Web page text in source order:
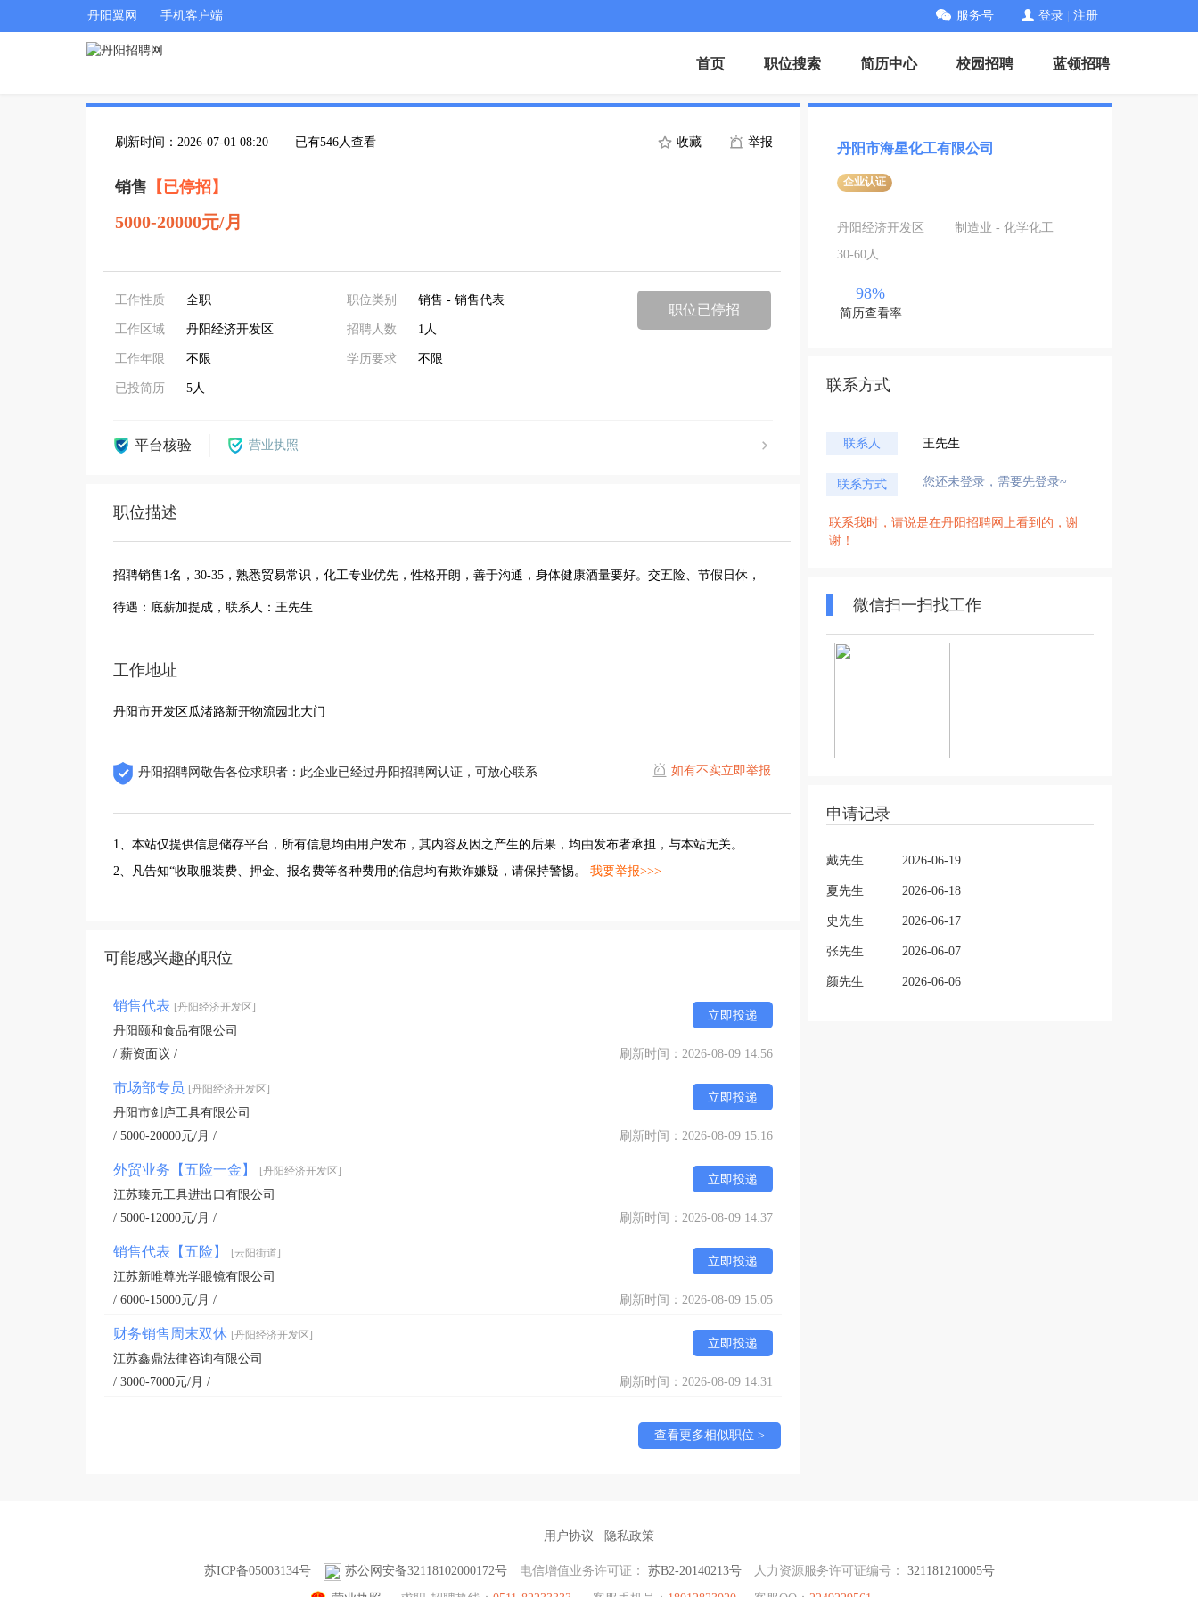
丹阳翼网 手机客户端 服务号 登录 注册
首页 职位搜索 简历中心 校园招聘 蓝领招聘
刷新时间：2026-07-01 08:20 已有546人查看 收藏 举报
销售 【已停招】
5000-20000元/月
工作性质 全职
工作区域 丹阳经济开发区
工作年限 不限
已投简历 5人
职位类别 销售 - 销售代表
招聘人数 1人
学历要求 不限
职位已停招
平台核验 营业执照
职位描述
招聘销售1名，30-35，熟悉贸易常识，化工专业优先，性格开朗，善于沟通，身体健康酒量要好。交五险、节假日休，
待遇：底薪加提成，联系人：王先生
工作地址
丹阳市开发区瓜渚路新开物流园北大门
丹阳招聘网敬告各位求职者：此企业已经过丹阳招聘网认证，可放心联系 如有不实立即举报
1、本站仅提供信息储存平台，所有信息均由用户发布，其内容及因之产生的后果，均由发布者承担，与本站无关。
2、凡告知“收取服装费、押金、报名费等各种费用的信息均有欺诈嫌疑，请保持警惕。 我要举报>>>
可能感兴趣的职位
销售代表 [丹阳经济开发区]
立即投递
丹阳颐和食品有限公司
/ 薪资面议 /
刷新时间：2026-08-09 14:56
市场部专员 [丹阳经济开发区]
立即投递
丹阳市剑庐工具有限公司
/ 5000-20000元/月 /
刷新时间：2026-08-09 15:16
外贸业务【五险一金】 [丹阳经济开发区]
立即投递
江苏臻元工具进出口有限公司
/ 5000-12000元/月 /
刷新时间：2026-08-09 14:37
销售代表【五险】 [云阳街道]
立即投递
江苏新唯尊光学眼镜有限公司
/ 6000-15000元/月 /
刷新时间：2026-08-09 15:05
财务销售周末双休 [丹阳经济开发区]
立即投递
江苏鑫鼎法律咨询有限公司
/ 3000-7000元/月 /
刷新时间：2026-08-09 14:31
查看更多相似职位 >
丹阳市海星化工有限公司
企业认证
丹阳经济开发区
制造业 - 化学化工
30-60人
98%
简历查看率
联系方式
联系人 王先生
联系方式 您还未登录，需要先登录~
联系我时，请说是在丹阳招聘网上看到的，谢
谢！
微信扫一扫找工作
申请记录
戴先生 2026-06-19
夏先生 2026-06-18
史先生 2026-06-17
张先生 2026-06-07
颜先生 2026-06-06
用户协议 隐私政策
苏ICP备05003134号 苏公网安备32118102000172号 电信增值业务许可证： 苏B2-20140213号 人力资源服务许可证编号： 321181210005号